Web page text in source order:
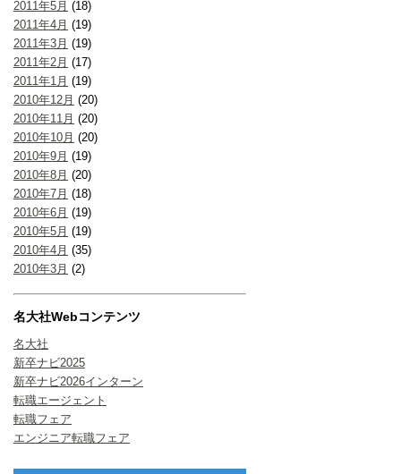
2011年5月 (18)
2011年4月 (19)
2011年3月 (19)
2011年2月 (17)
2011年1月 (19)
2010年12月 (20)
2010年11月 (20)
2010年10月 (20)
2010年9月 (19)
2010年8月 (20)
2010年7月 (18)
2010年6月 (19)
2010年5月 (19)
2010年4月 (35)
2010年3月 (2)
名大社Webコンテンツ
名大社
新卒ナビ2025
新卒ナビ2026インターン
転職エージェント
転職フェア
エンジニア転職フェア